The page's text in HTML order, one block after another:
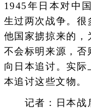
1945年日本对中
生过两次战争。很
他国家掳掠来的，
不会标明来源，否
向日本追讨。实际
本追讨这些文物。
记者：日本战